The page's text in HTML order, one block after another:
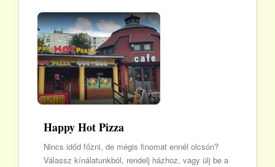
Happy Hot Pizza
Nincs időd főzni, de mégis finomat ennél olcsón?
Válassz kínálatunkból, rendelj házhoz, vagy ülj be a